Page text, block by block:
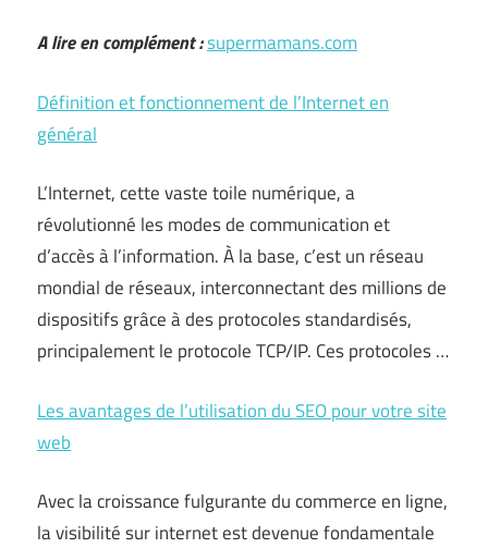
A lire en complément :supermamans.com
Définition et fonctionnement de l’Internet en
général
L’Internet, cette vaste toile numérique, a
révolutionné les modes de communication et
d’accès à l’information. À la base, c’est un réseau
mondial de réseaux, interconnectant des millions de
dispositifs grâce à des protocoles standardisés,
principalement le protocole TCP/IP. Ces protocoles …
Les avantages de l’utilisation du SEO pour votre site
web
Avec la croissance fulgurante du commerce en ligne,
la visibilité sur internet est devenue fondamentale